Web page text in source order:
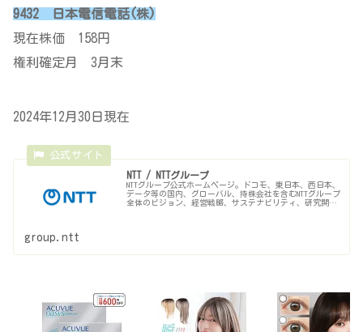
9432 日本電信電話(株)
現在株価 158円
権利確定月 3月末
2024年12月30日現在
NTT / NTTグループ
NTTグループ公式ホームページ。ドコモ、東日本、西日本、
データ等の国内、グローバル、持株会社を含むNTTグループ
全体のビジョン、経営戦略、サステナビリティ、研究開発
group.ntt